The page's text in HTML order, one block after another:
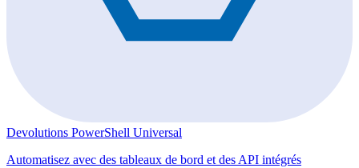
Devolutions PowerShell Universal
Automatisez avec des tableaux de bord et des API intégrés